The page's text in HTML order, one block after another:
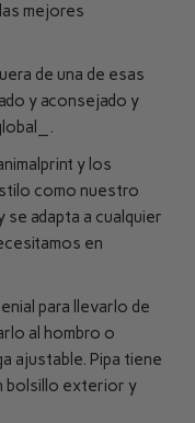
mejores
de una de esas
y aconsejado y
.
y los
como nuestro
se adapta a cualquier
en
para llevarlo de
al hombro o
ajustable. Pipa tiene
bolsillo exterior y